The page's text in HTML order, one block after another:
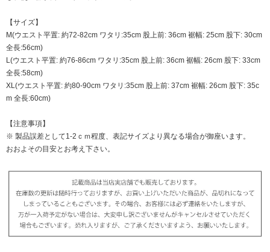
【サイズ】
M(ウエスト平置: 約72-82cm ワタリ:35cm 股上前: 36cm 裾幅: 25cm 股下: 30cm
全長:56cm)
L(ウエスト平置: 約76-86cm ワタリ:35cm 股上前: 36cm 裾幅: 26cm 股下: 33cm
全長:58cm)
XL(ウエスト平置: 約80-90cm ワタリ:35cm 股上前: 37cm 裾幅: 26cm 股下: 35c
m 全長:60cm)
【注意事項】
※ 製品誤差として1-2ｃｍ程度、表記サイズより異なる場合が御座います。
おおよその目安とお考え下さい。